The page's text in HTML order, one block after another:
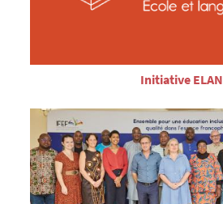
Initiative ELAN